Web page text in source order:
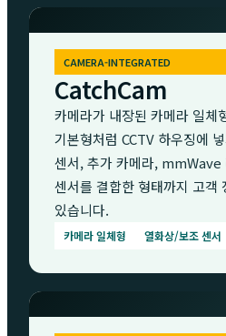
CAMERA-INTEGRATED
CatchCam
카메라가 내장된 카메라 일체
기본형처럼 CCTV 하우징에
센서, 추가 카메라, mmWave
센서를 결합한 형태까지 고객
있습니다.
카메라 일체형 열화상/보조 센서